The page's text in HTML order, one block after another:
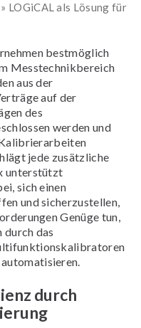
LOGiCAL als Lösung für
bestmöglich
Messtechnikbereich
aus der
auf der
des
werden und
jede zusätzliche
unterstützt
sich einen
und sicherzustellen,
Genüge tun,
das
automatisieren.
durch